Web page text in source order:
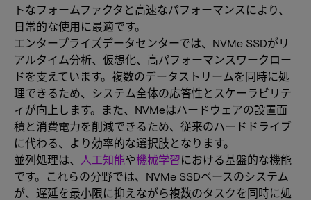
トなフォームファクタと高速なパフォーマンスにより、
日常的な使用に最適です。
エンタープライズデータセンターでは、NVMe SSDがリ
アルタイム分析、仮想化、高パフォーマンスワークロー
ドを支えています。複数のデータストリームを同時に処
理できるため、システム全体の応答性とスケーラビリテ
ィが向上します。また、NVMeはハードウェアの設置面
積と消費電力を削減できるため、従来のハードドライブ
に代わる、より効率的な選択肢となります。
並列処理は、
人工知能や機械学習における基盤的な機能
です。これらの分野では、NVMe SSDベースのシステム
が、遅延を最小限に抑えながら複数のタスクを同時に処